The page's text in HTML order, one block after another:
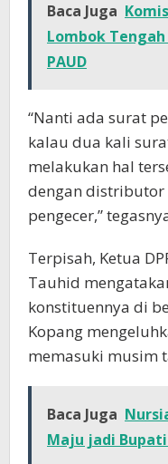
Baca Juga
Lombok
PAUD
“Nanti ada surat
kalau dua kali
melakukan hal
dengan
pengecer,”
Terpisah, Ketua
Tauhid
konstituennya di
Kopang
memasuki musim
Baca Juga
Maju jadi